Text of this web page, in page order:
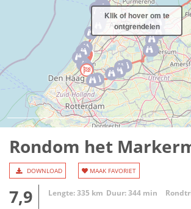
Klik of hover om te
ontgrendelen
Rondom het
DOWNLOAD MAAK FAVORIET
7,9 Lengte: 335 km Duur: 344 min